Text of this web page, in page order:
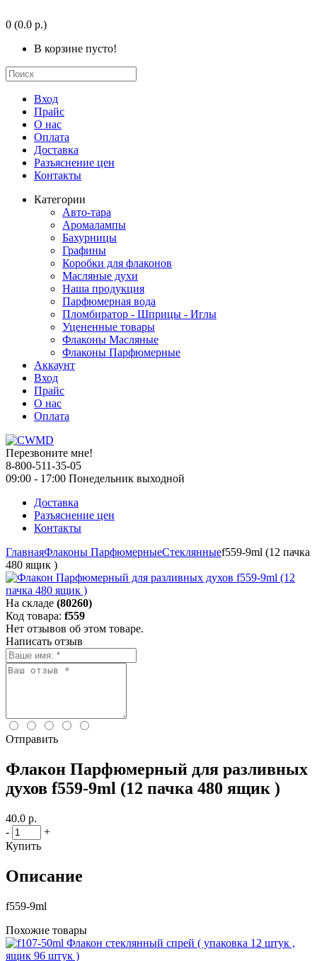
0 (0.0 р.)
В корзине пусто!
Вход
Прайс
О нас
Оплата
Доставка
Разъяснение цен
Контакты
Категории
Авто-тара
Аромалампы
Бахурницы
Графины
Коробки для флаконов
Масляные духи
Наша продукция
Парфюмерная вода
Пломбиратор - Шприцы - Иглы
Уцененные товары
Флаконы Масляные
Флаконы Парфюмерные
Аккаунт
Вход
Прайс
О нас
Оплата
Перезвоните мне!
8-800-511-35-05
09:00 - 17:00 Понедельник выходной
Доставка
Разъяснение цен
Контакты
ГлавнаяФлаконы ПарфюмерныеСтеклянныеf559-9ml (12 пачка
480 ящик )
На складе (80260)
Код товара: f559
Нет отзывов об этом товаре.
Написать отзыв
Отправить
Флакон Парфюмерный для разливных
духов f559-9ml (12 пачка 480 ящик )
40.0 р.
-
+
Купить
Описание
f559-9ml
Похожие товары